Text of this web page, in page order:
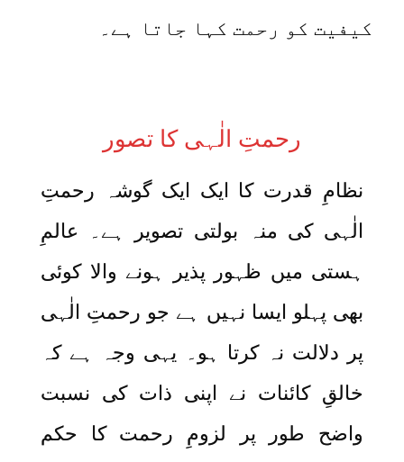
کیفیت کو رحمت کہا جاتا ہے۔
رحمتِ الٰہی کا تصور
نظامِ قدرت کا ایک ایک گوشہ رحمتِ
الٰہی کی منہ بولتی تصویر ہے۔ عالمِ
ہستی میں ظہور پذیر ہونے والا کوئی
بھی پہلو ایسا نہیں ہے جو رحمتِ الٰہی
پر دلالت نہ کرتا ہو۔ یہی وجہ ہے کہ
خالقِ کائنات نے اپنی ذات کی نسبت
واضح طور پر لزومِ رحمت کا حکم